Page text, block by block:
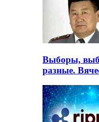
Выборы,
разные.